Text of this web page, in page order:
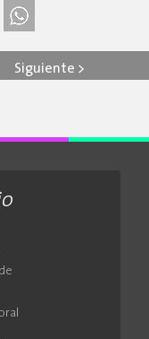
Siguiente >